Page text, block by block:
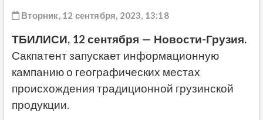
Вторник, 12 сентября, 2023, 13:18
ТБИЛИСИ, 12 сентября — Новости-Грузия.
Сакпатент запускает информационную
кампанию о географических местах
происхождения традиционной грузинской
продукции.